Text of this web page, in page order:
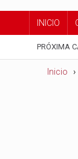
INICIO
PRÓXIMA
Inicio